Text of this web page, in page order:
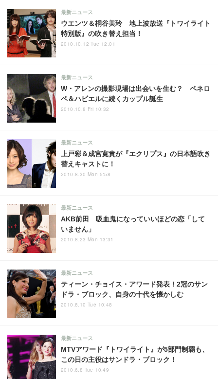
ウエンツ＆桐谷美玲 地上波放送『トワイライト
特別版』の吹き替え担当！
最新ニュース
2010.10.12 Tue 12:01
W・アレンの撮影現場は出会いを生む？ ペネロ
ペ＆ハビエルに続くカップル誕生
最新ニュース
2010.10.8 Fri 10:32
上戸彩＆成宮寛貴が『エクリプス』の日本語吹き
替えキャストに！
最新ニュース
2010.8.30 Mon 5:58
AKB前田 吸血鬼になっていいほどの恋「して
いません」
最新ニュース
2010.8.23 Mon 13:31
ティーン・チョイス・アワード発表！2冠のサン
ドラ・ブロック、自身の十代を懐かしむ
最新ニュース
2010.8.10 Tue 10:48
MTVアワード『トワイライト』が5部門制覇も、
この日の主役はサンドラ・ブロック！
最新ニュース
2010.6.8 Tue 10:49